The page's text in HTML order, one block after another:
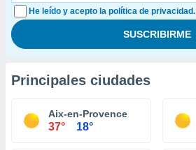
He leído y acepto la política de privacidad.
Principales ciudades
Aix-en-Provence
37° 18°